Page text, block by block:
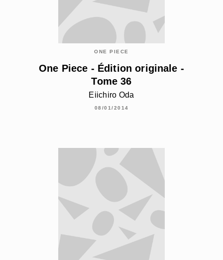
ONE PIECE
One Piece - Édition originale -
Tome 36
Eiichiro Oda
08/01/2014